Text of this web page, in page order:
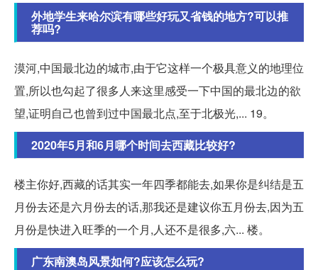
外地学生来哈尔滨有哪些好玩又省钱的地方?可以推
荐吗?
漠河,中国最北边的城市,由于它这样一个极具意义的地理位
置,所以也勾起了很多人来这里感受一下中国的最北边的欲
望,证明自己也曾到过中国最北点,至于北极光,... 19。
2020年5月和6月哪个时间去西藏比较好?
楼主你好,西藏的话其实一年四季都能去,如果你是纠结是五
月份去还是六月份去的话,那我还是建议你五月份去,因为五
月份是快进入旺季的一个月,人还不是很多,六... 楼。
广东南澳岛风景如何?应该怎么玩?